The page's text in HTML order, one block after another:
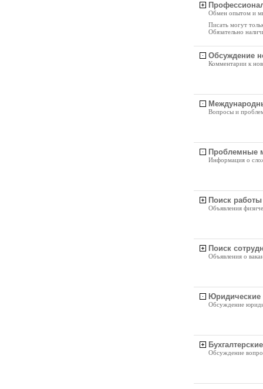
Обмен опытом и
Писать могут
Обязательно
Обсуждение
Комментарии к
Вопросы и
Проблемные
Информация о
Поиск
Объявления
Поиск
Объявления о
Обсуждение
Обсуждение